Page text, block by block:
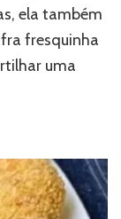
ela também
fresquinha
uma